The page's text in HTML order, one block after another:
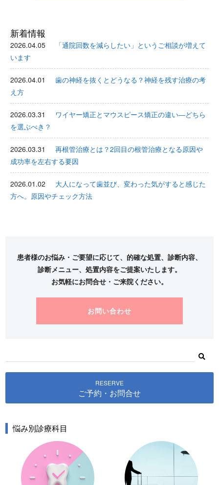
新着情報
2026.04.05
「通院回数を減らしたい」というご相談が増えて
います
2026.04.01
歯の神経を抜くとどうなる？神経を残す治療の考
え方
2026.03.31
ワイヤー矯正とマウスピース矯正の違い―どちら
を選ぶべき？
2026.03.31
再根管治療とは？2回目の根管治療となる原因や
成功率を左右する要因
2026.01.02
大人になって歯並び、変わった気がすると感じた
方へ。原因やチェック方法
患者様のお悩み・ご要望に応じて、的確な処置、診断内容、
診断メニュー、処置内容をご提案いたします。
お気軽にお問合せ・ご来院ください。
お問い合わせ
RESERVE
ご予約・お問合せ
悩み別診療科目